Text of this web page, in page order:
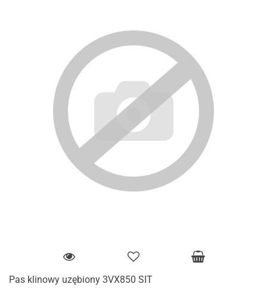
Pas klinowy uzębiony 3VX850 SIT